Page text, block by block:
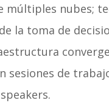
múltiples nubes;
la toma de
sesiones de